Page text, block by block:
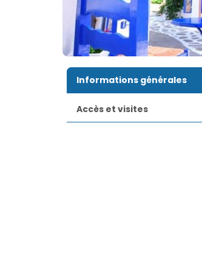
Informations générales
Accès et visites